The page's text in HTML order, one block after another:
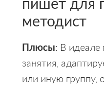
методист
Плюсы: В идеале
занятия,
или иную группу,